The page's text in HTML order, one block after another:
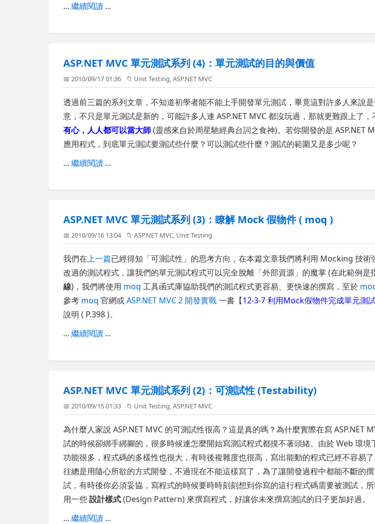
...繼續閱讀 ...
ASP.NET MVC 單元測試系列 (4)：單元測試的目的與價值
📅 2010/09/17 01:36 📁 Unit Testing,ASP.NET MVC
透過前三篇的系列文章，不知道初學者能不能上手開發單元測試，畢竟這對許多人來說
意，不只是單元測試是新的，可能許多人連 ASP.NET MVC 都沒玩過，那就更難跟上了，
有心，人人都可以當大師(靈感來自於周星馳經典台詞之食神)。若你開發的是 ASP.NET
應用程式，到底單元測試要測試些什麼？可以測試些什麼？測試的範圍又是多少呢？
...繼續閱讀 ...
ASP.NET MVC 單元測試系列 (3)：瞭解 Mock 假物件 ( moq )
📅 2010/09/16 13:04 📁ASP.NET MVC, Unit Testing
我們在上一篇已經得知「可測試性」的思考方向，在本篇文章我們將利用 Mocking 技術
改過的測試程式，讓我們的單元測試程式可以完全脫離「外部資源」的魔掌 (在此範例是
線)，我們將使用 moq 工具函式庫協助我們的測試程式更容易、更快速的撰寫，至於
參考 moq 官網或ASP.NET MVC 2 開發實戰一書【12-3-7 利用Mock假物件完成單元測
說明 ( P.398 )。
...繼續閱讀 ...
ASP.NET MVC 單元測試系列 (2)：可測試性 (Testability)
📅 2010/09/15 01:33 📁 Unit Testing,ASP.NET MVC
為什麼人家說 ASP.NET MVC 的可測試性很高？這是真的嗎？為什麼實際在寫 ASP.NET
試的時候卻綁手綁腳的，很多時候連怎麼開始寫測試程式都摸不著頭緒。由於 Web 環境
功能很多，程式碼的多樣性也很大，有時後複雜度也很高，寫出能動的程式已經不容易
往總是用隨心所欲的方式開發，不過現在不能這樣寫了，為了讓開發過程中都能不斷的
試，有時後你必須妥協，寫程式的時候要時時刻刻想到你寫的這行程式碼需要被測試，
用一些設計樣式(Design Pattern) 來撰寫程式，好讓你未來撰寫測試的日子更加好過。
...繼續閱讀 ...